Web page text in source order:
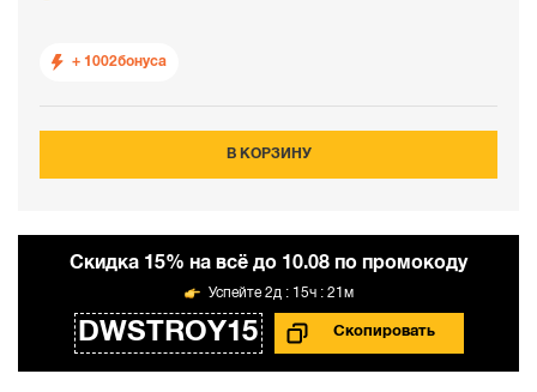
+ 1002бонуса
В КОРЗИНУ
Cкидка 15% на всё до 10.08 по промокоду
DWSTROY15
2д : 15ч : 21м